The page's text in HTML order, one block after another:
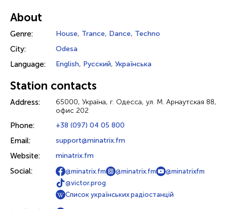
About
Genre: House, Trance, Dance, Techno
City: Odesa
Language: English, Русский, Українська
Station contacts
Address:
65000, Україна, г. Одесса, ул. М. Арнаутская 88,
офис 202
Phone: +38 (097) 04 05 800
Email: support@minatrix.fm
Website: minatrix.fm
Social: @minatrix.fm @minatrix.fm
@minatrixfm
@victor.prog
Список українських радіостанцій